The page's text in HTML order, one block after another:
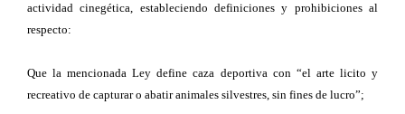
actividad cinegética, estableciendo definiciones y prohibiciones al
respecto:
Que la mencionada Ley define caza deportiva con “el arte licito y
recreativo de capturar o abatir animales silvestres, sin fines de lucro”;